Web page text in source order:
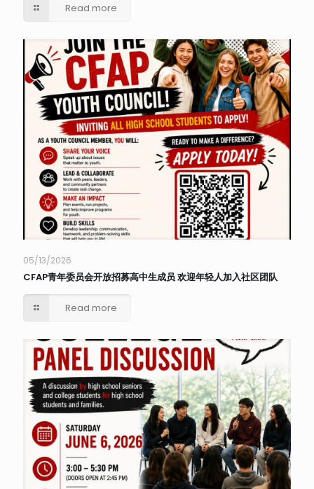
Read more
05/13/2026
CFAP青年委员会开放招募高中生成员 欢迎年轻人加入社区团队
Read more